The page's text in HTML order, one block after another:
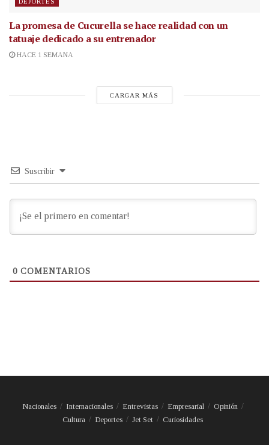
DEPORTES
La promesa de Cucurella se hace realidad con un
tatuaje dedicado a su entrenador
HACE 1 SEMANA
CARGAR MÁS
Suscribir
0 COMENTARIOS
Nacionales Internacionales Entrevistas Empresarial
Opinión
Cultura
Deportes Jet Set Curiosidades